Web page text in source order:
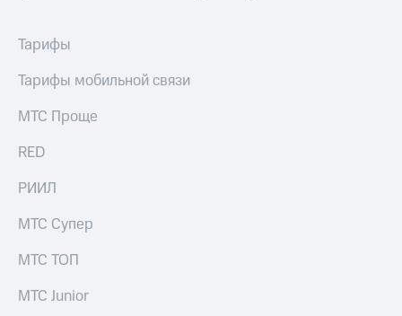
Описание
приобретения
облигаций
Описание
Уведомление
Тарифы
Тарифы мобильной связи
МТС Проще
RED
РИИЛ
МТС Супер
МТС ТОП
МТС Junior